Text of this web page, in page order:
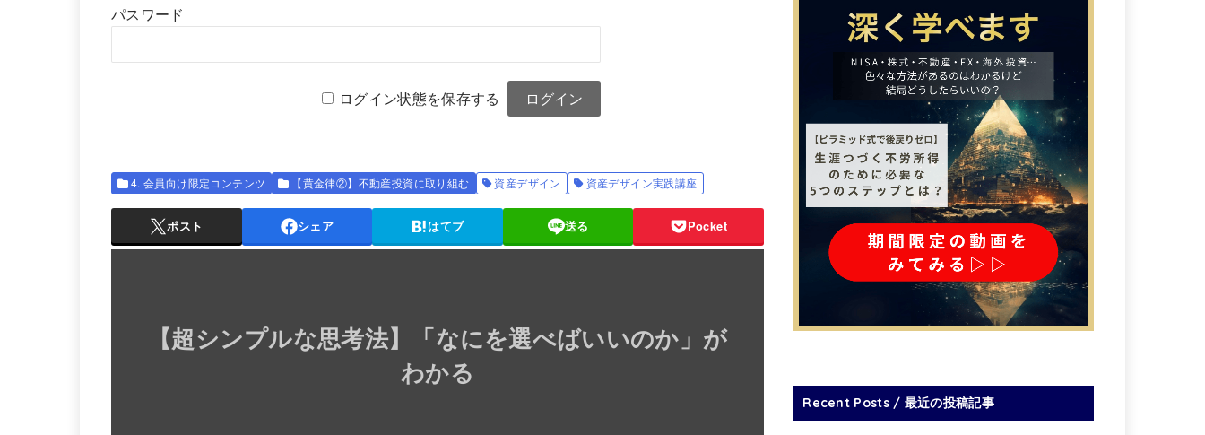
パスワード
ログイン状態を保存する
4. 会員向け限定コンテンツ 【黄金律②】不動産投資に取り組む 資産デザイン 資産デザイン実践講座
ポスト シェア はてブ 送る Pocket
【超シンプルな思考法】「なにを選べばいいのか」が
わかる
Recent Posts / 最近の投稿記事